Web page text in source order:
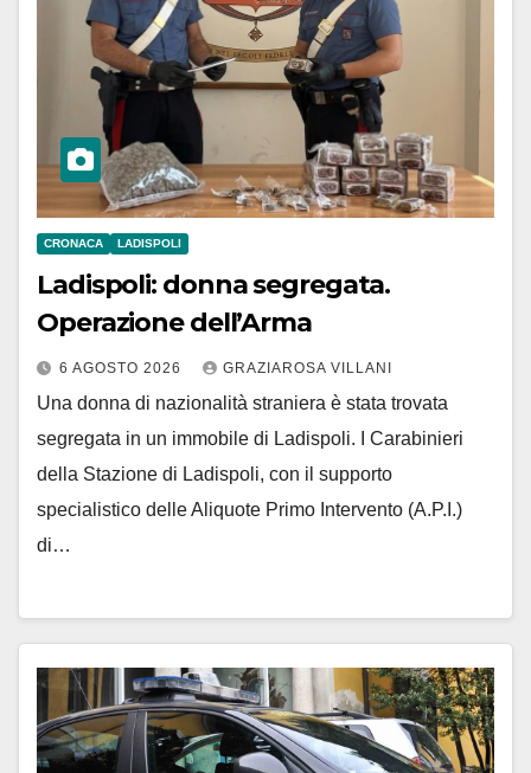
CRONACA LADISPOLI
Ladispoli: donna segregata.
Operazione dell’Arma
6 AGOSTO 2026 GRAZIAROSA VILLANI
Una donna di nazionalità straniera è stata trovata
segregata in un immobile di Ladispoli. I Carabinieri
della Stazione di Ladispoli, con il supporto
specialistico delle Aliquote Primo Intervento (A.P.I.)
di…